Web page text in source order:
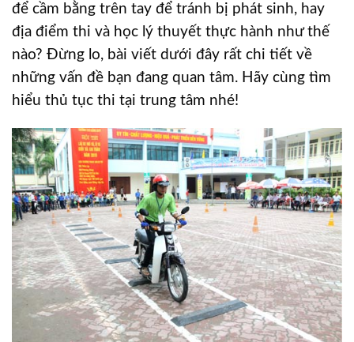
để cầm bằng trên tay để tránh bị phát sinh, hay
địa điểm thi và học lý thuyết thực hành như thế
nào? Đừng lo, bài viết dưới đây rất chi tiết về
những vấn đề bạn đang quan tâm. Hãy cùng tìm
hiểu thủ tục thi tại trung tâm nhé!